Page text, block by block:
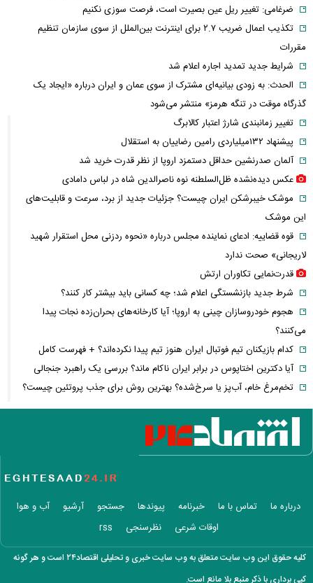
ضرغامی: تغییر ریل عین بصیرت است، فرصت سوزی نکنیم
تکذیب اعمال ضریب ۲.۷ برای اینترنت بین‌الملل از سوی سازمان تنظیم
مقررات
شرایط جدید تمدید اجاره اعلام شد
الحدث: به زودی بیانیه‌ای مشترک از سوی عمان و ایران درباره «ایجاد یک
گذرگاه موقت در تنگه هرمز» منتشر می‌شود
تغییر زمانبندی‌ شارژ اعتبار کالابرگ
پیشنهاد ۱۳۲میلیاردی رامین رضاییان به استقلال
آلمان صدرنشین حداقل دستمزد اروپا از نظر قدرت خرید شد
عکس دیده‌نشده ظل‌السلطنه نوه ناصرالدین شاه در لباس دامادی
موشک خیبرشکن ایران چیست؟ جزئیات جدید از برد، سرعت و قابلیت‌های
این موشک
قوه قضاییه: ادعای نماینده مجلس درباره «نحوه ردزنی محل استقرار شهید
لاریجانی» صحت ندارد
قدرت‌نمایی تکاوران ارتش
شرط جدید بازنشستگی اعلام شد؛ چه کسانی باید بیشتر کار کنند؟
هجوم خودروسازان چینی به اروپا؛ آیا کارخانه‌های بحران‌زده نجات پیدا
می‌کنند؟
کدام بازیکنان تیم فوتبال ایران هنوز تیم پیدا نکرده‌اند؟ + فهرست کامل
آیا دکترین اختاپوس در برابر ایران ناکام ماند؟ بررسی یک راهبرد جنجالی
تخم‌مرغ خام، آب‌پز یا سرخ‌شده؟ بهترین روش برای جذب پروتئین چیست؟
پشت پرده خودکفایی دارویی؛ چرا واردات همچنان حرف اول را می‌زند؟
حمله خلبانان ایرانی به پایگاه آمریکا بدون GPS
شرایط تغییر نام خانوادگی و شناسنامه اعلام شد+ مراحل، مدارک لازم و قوانین
مصرف لبنیات یک‌چهارم شد؛ قیمت شیر باز هم افزایش می‌یابد؟ / هشدار
ویدئو
قیمت انواع دستگاه ماینر + جدول
درباره ما تماس با ما خبرنامه پیوندها جستجو آرشیو
آب و هوا
اوقات شرعی
نظرسنجی rss
کلیه حقوق این وب سایت متعلق به وب سایت خبری و تحلیلی اقتصاد۲۴ است و هر گونه
کپی برداری با ذکر منبع بلا مانع است.